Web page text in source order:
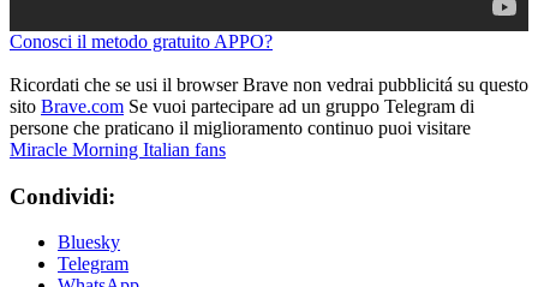
Conosci il metodo gratuito APPO?
Ricordati che se usi il browser Brave non vedrai pubblicitá su questo
sito Brave.com Se vuoi partecipare ad un gruppo Telegram di
persone che praticano il miglioramento continuo puoi visitare
Miracle Morning Italian fans
Condividi:
Bluesky
Telegram